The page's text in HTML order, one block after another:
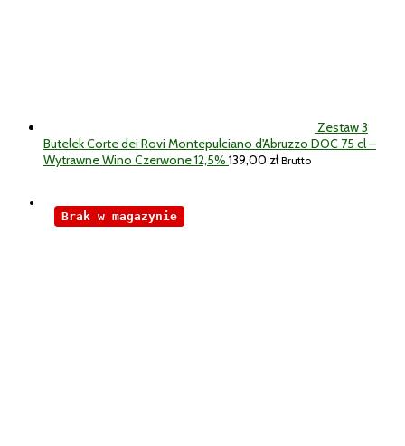
Zestaw 3
Butelek Corte dei Rovi Montepulciano d'Abruzzo DOC 75 cl –
Wytrawne Wino Czerwone 12,5% 139,00 zł Brutto
Brak w magazynie